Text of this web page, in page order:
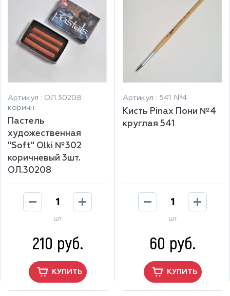
Артикул : ОЛ.30208
коричн.
Пастель
художественная
"Soft" Olki №302
коричневый 3шт.
ОЛ.30208
шт
210 руб.
КУПИТЬ
Артикул : 541 №4
Кисть Pinax Пони №4
круглая 541
шт
60 руб.
КУПИТЬ